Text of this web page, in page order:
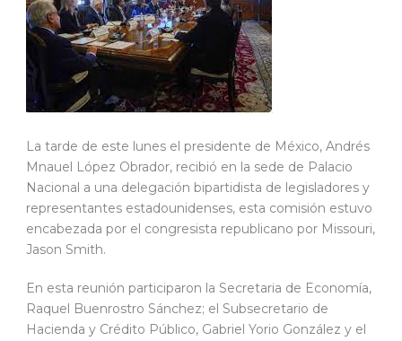
La tarde de este lunes el presidente de México, Andrés
Mnauel López Obrador, recibió en la sede de Palacio
Nacional a una delegación bipartidista de legisladores y
representantes estadounidenses, esta comisión estuvo
encabezada por el congresista republicano por Missouri,
Jason Smith.
En esta reunión participaron la Secretaria de Economía,
Raquel Buenrostro Sánchez; el Subsecretario de
Hacienda y Crédito Público, Gabriel Yorio González y el